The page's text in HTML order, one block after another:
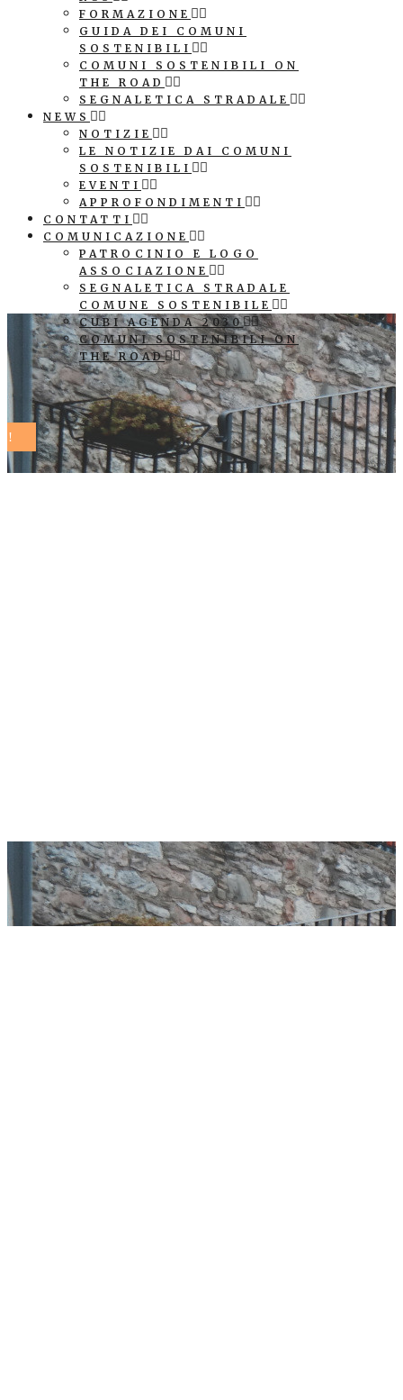
FORMAZIONE
GUIDA DEI COMUNI
SOSTENIBILI
COMUNI SOSTENIBILI ON
THE ROAD
SEGNALETICA STRADALE
NEWS
NOTIZIE
LE NOTIZIE DAI COMUNI
SOSTENIBILI
EVENTI
APPROFONDIMENTI
CONTATTI
COMUNICAZIONE
PATROCINIO E LOGO
ASSOCIAZIONE
SEGNALETICA STRADALE
COMUNE SOSTENIBILE
CUBI AGENDA 2030
COMUNI SOSTENIBILI ON
THE ROAD